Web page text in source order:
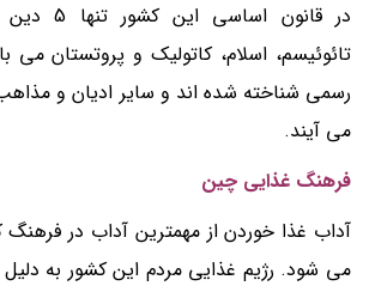
در قانون
تائوئیسم، اسلام، کاتولیک و پروتستان می
رسمی شناخته شده اند و سایر ادیان و
می آیند.
فرهنگ غذایی چین
آداب غذا خوردن از مهمترین آداب در
می شود. رژیم غذایی مردم این کشور به